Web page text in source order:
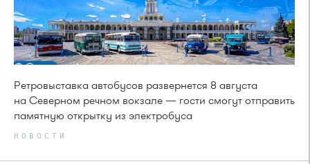
Ретровыставка автобусов развернется 8 августа
на Северном речном вокзале — гости смогут отправить
памятную открытку из электробуса
НОВОСТИ